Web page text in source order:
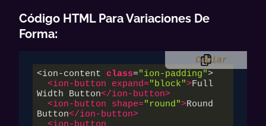
Código HTML Para Variaciones De
Forma:
Copiar
<ion-content class="ion-padding">
<ion-button expand="block">Full
Width Button</ion-button>
<ion-button shape="round">Round
Button</ion-button>